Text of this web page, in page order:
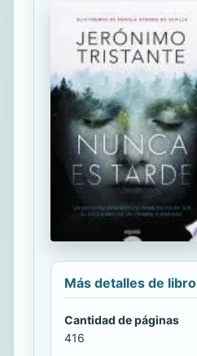
Más detalles de libro
Cantidad de páginas
416